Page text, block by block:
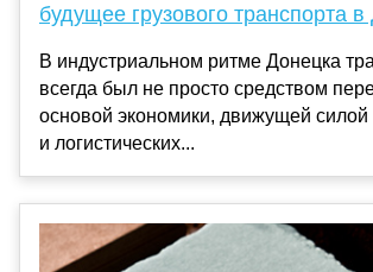
будущее грузового транспорта
В индустриальном ритме Донецка
всегда был не просто средством
основой экономики, движущей силой
и логистических...